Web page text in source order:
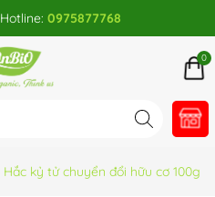
Hotline: 0975877768
0
Hắc kỷ tử chuyển đổi hữu cơ 100g